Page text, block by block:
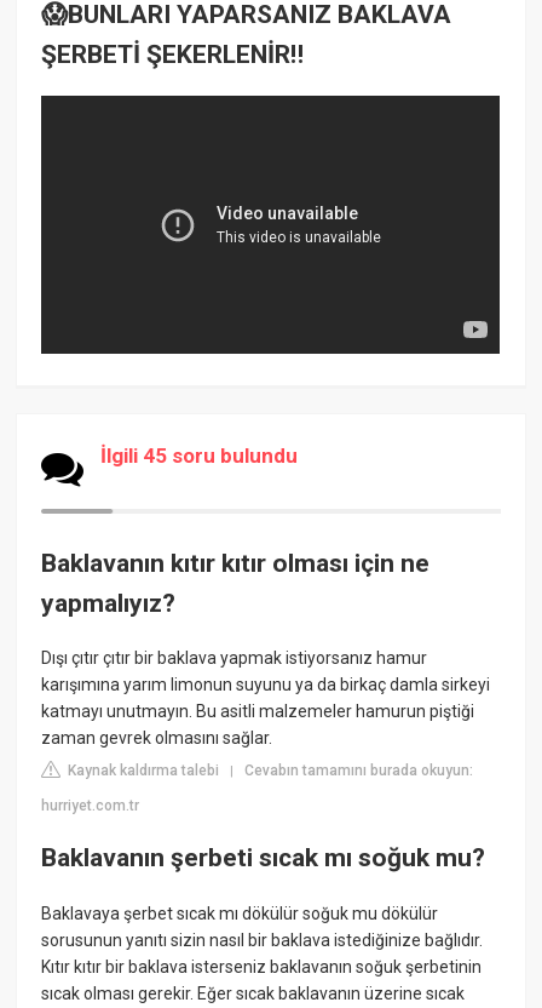
😱BUNLARI YAPARSANIZ BAKLAVA
ŞERBETİ ŞEKERLENİR‼️
İlgili 45 soru bulundu
Baklavanın kıtır kıtır olması için ne
yapmalıyız?
Dışı çıtır çıtır bir baklava yapmak istiyorsanız hamur
karışımına yarım limonun suyunu ya da birkaç damla sirkeyi
katmayı unutmayın. Bu asitli malzemeler hamurun piştiği
zaman gevrek olmasını sağlar.
Kaynak kaldırma talebi |Cevabın tamamını burada okuyun:
hurriyet.com.tr
Baklavanın şerbeti sıcak mı soğuk mu?
Baklavaya şerbet sıcak mı dökülür soğuk mu dökülür
sorusunun yanıtı sizin nasıl bir baklava istediğinize bağlıdır.
Kıtır kıtır bir baklava isterseniz baklavanın soğuk şerbetinin
sıcak olması gerekir. Eğer sıcak baklavanın üzerine sıcak